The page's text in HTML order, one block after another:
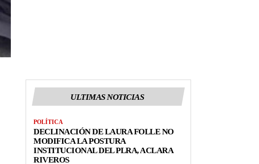
ULTIMAS NOTICIAS
POLÍTICA
DECLINACIÓN DE LAURA FOLLE NO
MODIFICA LA POSTURA
INSTITUCIONAL DEL PLRA, ACLARA
RIVEROS